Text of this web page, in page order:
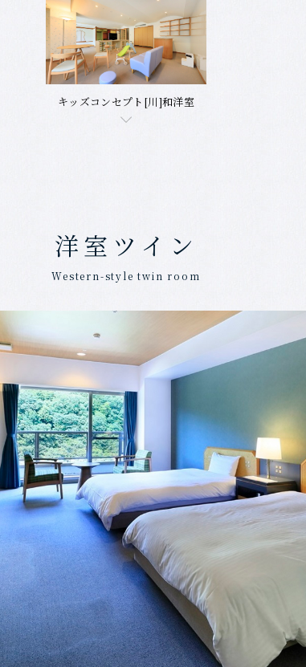
キッズコンセプト[川]和洋室
洋室ツイン
Western-style twin room